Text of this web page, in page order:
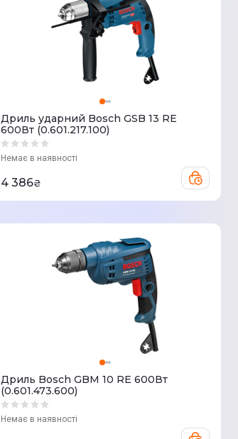
Дриль ударний Bosch GSB 13 RE
600Вт (0.601.217.100)
Немає в наявності
4 386₴
Дриль Bosch GBM 10 RE 600Вт
(0.601.473.600)
Немає в наявності